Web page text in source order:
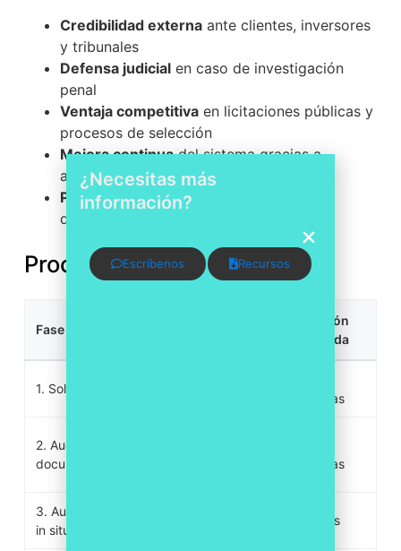
Credibilidad externaante clientes, inversores
y tribunales
Defensa judicialen caso de investigación
penal
Ventaja competitivaen licitaciones públicas y
procesos de selección
Mejora continuadel sistema gracias a
auditorías externas periódicas
Protección de directivos
diligencia organizacional
Proceso de Certificación
Fase
Duración
estimada
1. Solicitud
semanas
2. Auditoría
documental
semanas
3. Auditoría
in situ
1-3 días
¿Necesitas más
información?
Escríbenos Recursos